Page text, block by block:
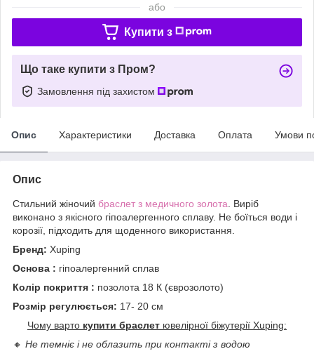
або
Купити з
Що таке купити з Пром?
Замовлення під захистом
Опис Характеристики Доставка Оплата Умови
Опис
Стильний жіночий браслет з медичного золота . Виріб
виконано з якісного гіпоалергенного сплаву. Не боїться води і
корозії, підходить для щоденного використання.
Бренд: Xuping
Основа : гіпоалергенний сплав
Колір покриття : позолота 18 К (єврозолото)
Розмір регулюється: 17- 20 см
Чому варто купити браслет ювелірної біжутерії Xuping:
🔸 Не темніє і не облазить при контакті з водою